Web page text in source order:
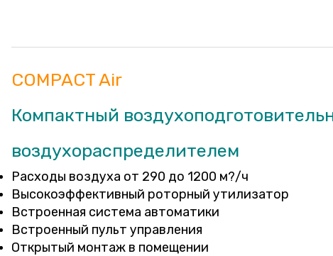
COMPACT Air
Компактный
воздухораспределителем
Расходы воздуха от 290 до 1200 м?/ч
Высокоэффективный роторный утилизатор
Встроенная система автоматики
Встроенный пульт управления
Открытый монтаж в помещении